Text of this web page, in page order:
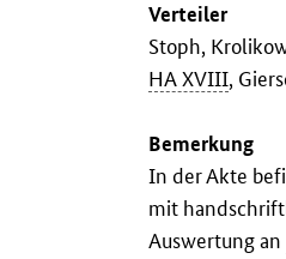
Verteiler
Stoph,
HA XVIII,
Bemerkung
In der Akte
mit
Auswertung an